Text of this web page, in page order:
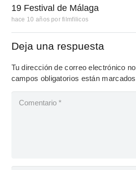
19 Festival de Málaga
hace 10 años por filmfilicos
Deja una respuesta
Tu dirección de correo electrónico
campos obligatorios están